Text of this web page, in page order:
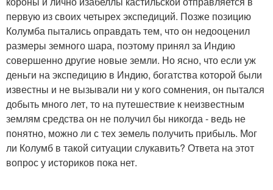
первую из своих четырех экспедиций. Позже позицию
Колумба пытались оправдать тем, что он недооценил
размеры земного шара, поэтому принял за Индию
совершенно другие новые земли. Но ясно, что если уж
деньги на экспедицию в Индию, богатства которой были
известны и не вызывали ни у кого сомнения, он пытался
добыть много лет, то на путешествие к неизвестным
землям средства он не получил бы никогда - ведь не
понятно, можно ли с тех земель получить прибыль. Мог
ли Колумб в такой ситуации слукавить? Ответа на этот
вопрос у историков пока нет.